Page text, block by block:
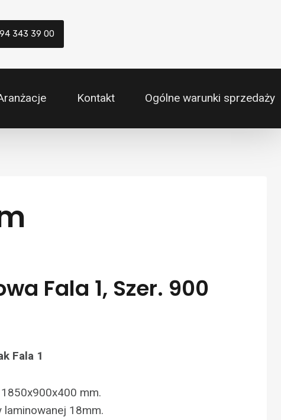
343 39 00
Kontakt Ogólne warunki sprzedaży
Fala 1, Szer. 900
Fala 1
mm.
laminowanej 18mm.